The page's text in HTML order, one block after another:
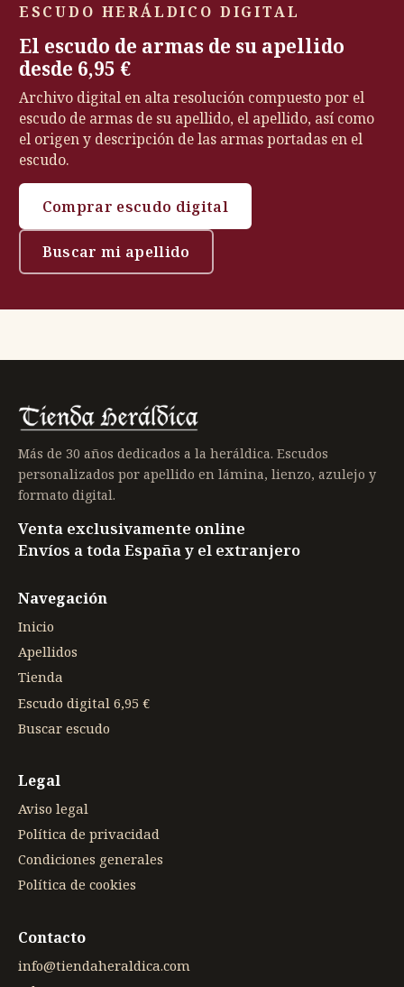
ESCUDO HERÁLDICO DIGITAL
El escudo de armas de su apellido
desde 6,95 €
Archivo digital en alta resolución compuesto por el
escudo de armas de su apellido, el apellido, así como
el origen y descripción de las armas portadas en el
escudo.
Comprar escudo digital
Buscar mi apellido
Más de 30 años dedicados a la heráldica. Escudos
personalizados por apellido en lámina, lienzo, azulejo y
formato digital.
Venta exclusivamente online
Envíos a toda España y el extranjero
Navegación
Inicio
Apellidos
Tienda
Escudo digital 6,95 €
Buscar escudo
Legal
Aviso legal
Política de privacidad
Condiciones generales
Política de cookies
Contacto
info@tiendaheraldica.com